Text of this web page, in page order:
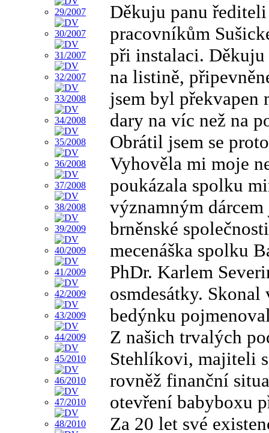
Děkuju panu
pracovníkům
při instalaci.
na listině,
jsem byl překvapen
dary na víc než na
Obrátil jsem se
Vyhověla mi moje
poukázala spolku
významným
brněnské
mecenáška spolku
PhDr. Karlem
osmdesátky.
bedýnku
Z našich trvalých
Stehlíkovi, majiteli
rovněž finanční
otevření babyboxu
Za 20 let své